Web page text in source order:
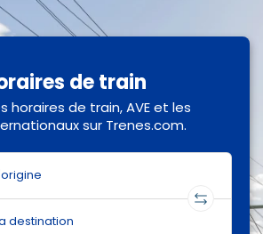
de train
horaires de train, AVE et les
sur Trenes.com.